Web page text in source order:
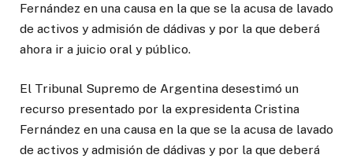
Fernández en una causa en la que se la acusa de lavado
de activos y admisión de dádivas y por la que deberá
ahora ir a juicio oral y público.
El Tribunal Supremo de Argentina desestimó un
recurso presentado por la expresidenta Cristina
Fernández en una causa en la que se la acusa de lavado
de activos y admisión de dádivas y por la que deberá